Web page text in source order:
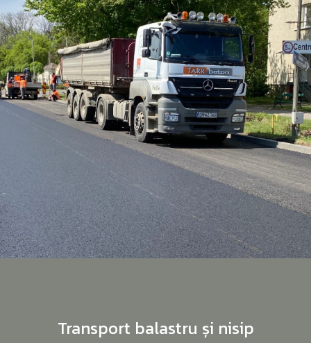
Transport balastru și nisip